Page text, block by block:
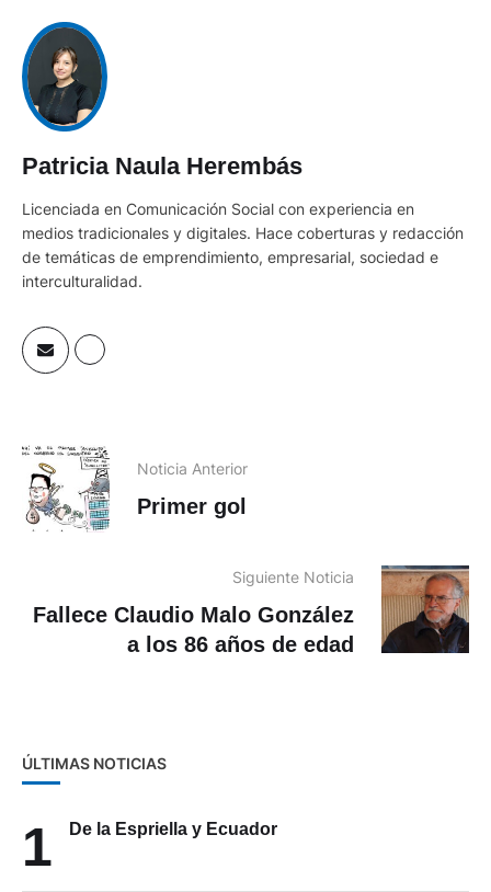
Patricia Naula Herembás
Licenciada en Comunicación Social con experiencia en
medios tradicionales y digitales. Hace coberturas y redacción
de temáticas de emprendimiento, empresarial, sociedad e
interculturalidad.
Noticia Anterior
Primer gol
Siguiente Noticia
Fallece Claudio Malo González
a los 86 años de edad
ÚLTIMAS NOTICIAS
1 De la Espriella y Ecuador